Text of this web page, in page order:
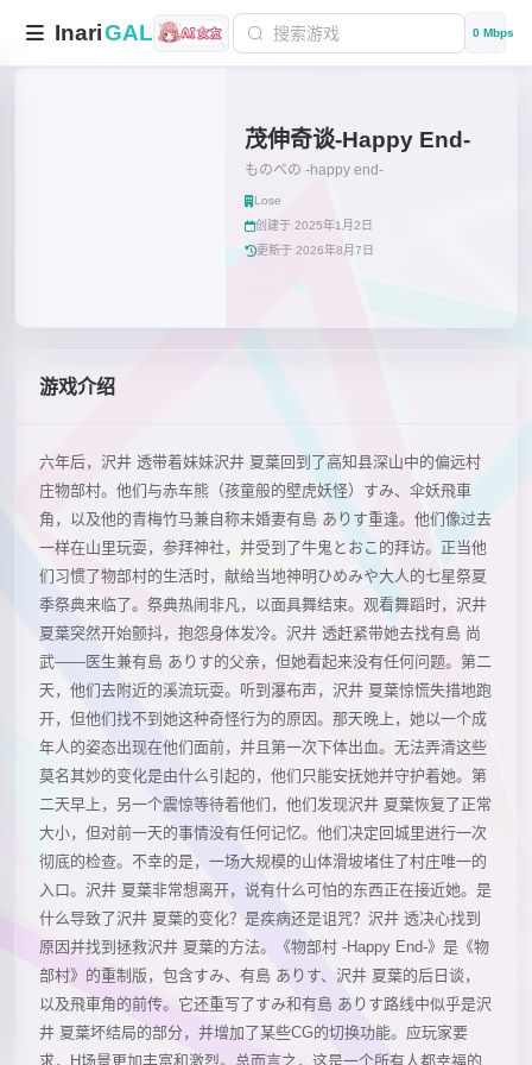
InariGAL 0 Mbps
茂伸奇谈-Happy End-
ものべの -happy end-
Lose
创建于 2025年1月2日
更新于 2026年8月7日
游戏介绍
六年后，沢井 透带着妹妹沢井 夏葉回到了高知县深山中的偏远村
庄物部村。他们与赤车熊（孩童般的壁虎妖怪）すみ、伞妖飛車
角，以及他的青梅竹马兼自称未婚妻有島 ありす重逢。他们像过去
一样在山里玩耍，参拜神社，并受到了牛鬼とおこ的拜访。正当他
们习惯了物部村的生活时，献给当地神明ひめみや大人的七星祭夏
季祭典来临了。祭典热闹非凡，以面具舞结束。观看舞蹈时，沢井
夏葉突然开始颤抖，抱怨身体发冷。沢井 透赶紧带她去找有島 尚
武——医生兼有島 ありす的父亲，但她看起来没有任何问题。第二
天，他们去附近的溪流玩耍。听到瀑布声，沢井 夏葉惊慌失措地跑
开，但他们找不到她这种奇怪行为的原因。那天晚上，她以一个成
年人的姿态出现在他们面前，并且第一次下体出血。无法弄清这些
莫名其妙的变化是由什么引起的，他们只能安抚她并守护着她。第
二天早上，另一个震惊等待着他们，他们发现沢井 夏葉恢复了正常
大小，但对前一天的事情没有任何记忆。他们决定回城里进行一次
彻底的检查。不幸的是，一场大规模的山体滑坡堵住了村庄唯一的
入口。沢井 夏葉非常想离开，说有什么可怕的东西正在接近她。是
什么导致了沢井 夏葉的变化？是疾病还是诅咒？沢井 透决心找到
原因并找到拯救沢井 夏葉的方法。《物部村 -Happy End-》是《物
部村》的重制版，包含すみ、有島 ありす、沢井 夏葉的后日谈，
以及飛車角的前传。它还重写了すみ和有島 ありす路线中似乎是沢
井 夏葉坏结局的部分，并增加了某些CG的切换功能。应玩家要
求，H场景更加丰富和激烈。总而言之，这是一个所有人都幸福的